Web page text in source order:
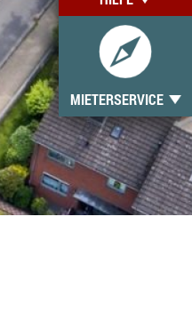
MIETERSERVICE